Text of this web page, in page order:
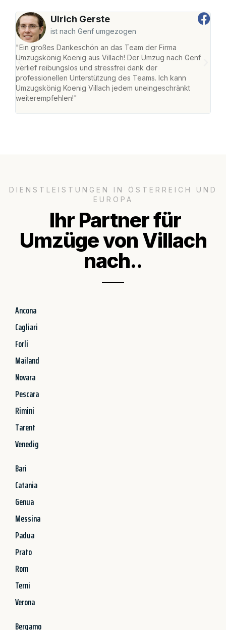
Ulrich Gerste
ist nach Genf umgezogen
"Ein großes Dankeschön an das Team der Firma
Umzugskönig Koenig aus Villach! Der Umzug nach Genf
verlief reibungslos und stressfrei dank der
professionellen Unterstützung des Teams. Ich kann
Umzugskönig Koenig Villach jedem uneingeschränkt
weiterempfehlen!"
DIENSTLEISTUNGEN IN ÖSTERREICH UND
EUROPA
Ihr Partner für
Umzüge von Villach
nach..
Ancona
Cagliari
Forli
Mailand
Novara
Pescara
Rimini
Tarent
Venedig
Bari
Catania
Genua
Messina
Padua
Prato
Rom
Terni
Verona
Bergamo